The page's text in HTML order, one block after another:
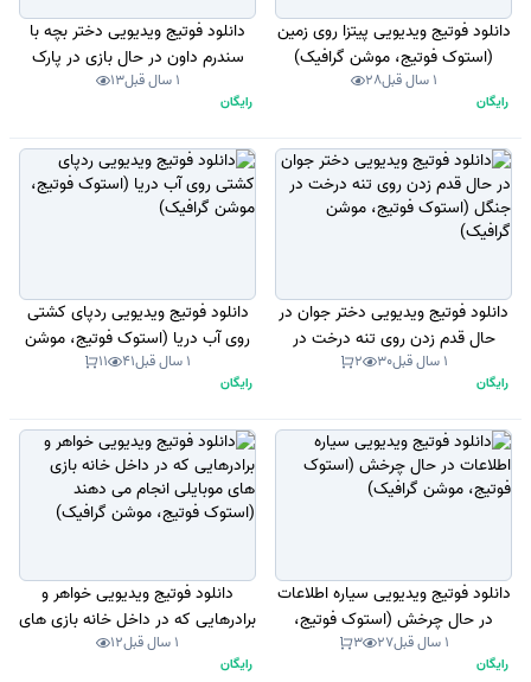
دانلود فوتیج ویدیویی پیتزا روی زمین
(استوک فوتیج، موشن گرافیک)
1 سال قبل 28
رایگان
دانلود فوتیج ویدیویی دختر بچه با
سندرم داون در حال بازی در پارک
(استوک فوتیج، موشن گرافیک)
1 سال قبل 13
رایگان
دانلود فوتیج ویدیویی دختر جوان در
حال قدم زدن روی تنه درخت در
جنگل (استوک فوتیج، موشن
1 سال قبل 30
2
رایگان
دانلود فوتیج ویدیویی ردپای کشتی
روی آب دریا (استوک فوتیج، موشن
گرافیک)
1 سال قبل 41
11
رایگان
دانلود فوتیج ویدیویی سیاره اطلاعات
در حال چرخش (استوک فوتیج،
موشن گرافیک) 1 سال قبل 27
3
رایگان
دانلود فوتیج ویدیویی خواهر و
برادرهایی که در داخل خانه بازی های
موبایلی انجام می دهند (استوک
1 سال قبل 12
رایگان